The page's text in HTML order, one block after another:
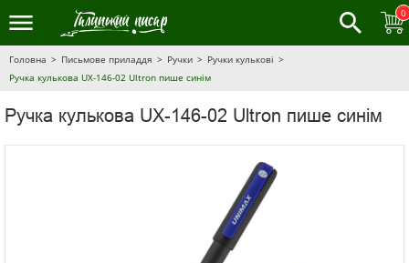
0
Головна Письмове приладдя Ручки
Ручки кулькові
Ручка кулькова UX-146-02 Ultron пише синім
Ручка кулькова UX-146-02 Ultron пише синім